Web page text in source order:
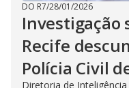
DO R7/28/01/2026
Investigação
Recife
Polícia Civil
Diretoria de